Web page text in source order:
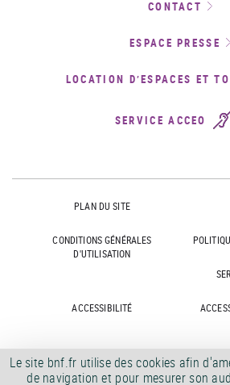
CONTACT
ESPACE PRESSE
LOCATION D’ESPACES ET
SERVICE ACCEO
PLAN DU SITE
CONDITIONS GÉNÉRALES
D'UTILISATION
ACCESSIBILITÉ
MARCHÉS PUBLICS
Le site bnf.fr utilise des cookies afin
de navigation et pour mesurer son